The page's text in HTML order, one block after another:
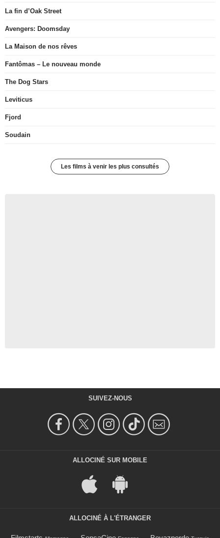
La fin d’Oak Street
Avengers: Doomsday
La Maison de nos rêves
Fantômas – Le nouveau monde
The Dog Stars
Leviticus
Fjord
Soudain
Les films à venir les plus consultés
SUIVEZ-NOUS
ALLOCINÉ SUR MOBILE
ALLOCINÉ À L'ÉTRANGER